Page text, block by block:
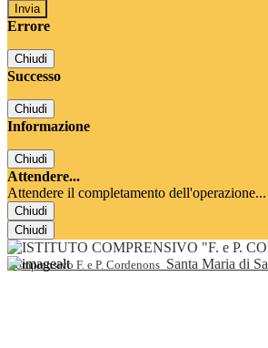
Errore
Chiudi
Successo
Chiudi
Informazione
Chiudi
Attendere...
Attendere il completamento dell'operazione...
Chiudi
Chiudi
Comprensivo F. e P. Cordenons Santa Maria di